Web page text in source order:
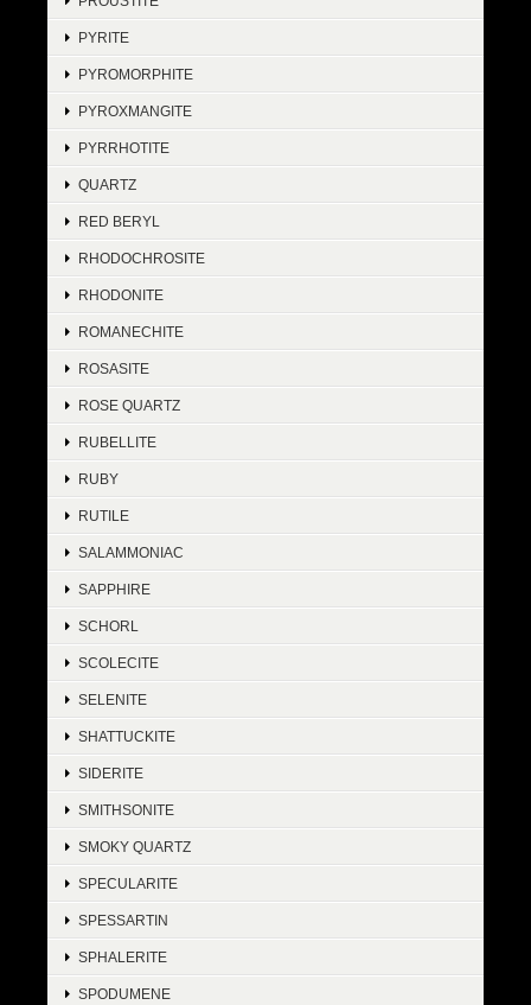
PYRITE
PYROMORPHITE
PYROXMANGITE
PYRRHOTITE
QUARTZ
RED BERYL
RHODOCHROSITE
RHODONITE
ROMANECHITE
ROSASITE
ROSE QUARTZ
RUBELLITE
RUBY
RUTILE
SALAMMONIAC
SAPPHIRE
SCHORL
SCOLECITE
SELENITE
SHATTUCKITE
SIDERITE
SMITHSONITE
SMOKY QUARTZ
SPECULARITE
SPESSARTIN
SPHALERITE
SPODUMENE